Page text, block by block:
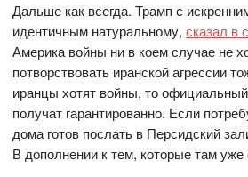
Дальше как всегда. Трамп с
идентичным натуральному,сказал в
Америка войны ни в коем случае не
потворствовать иранской агрессии
иранцы хотят войны, то
получат гарантированно. Если
дома готов послать в Персидский
В дополнении к тем, которые там уже